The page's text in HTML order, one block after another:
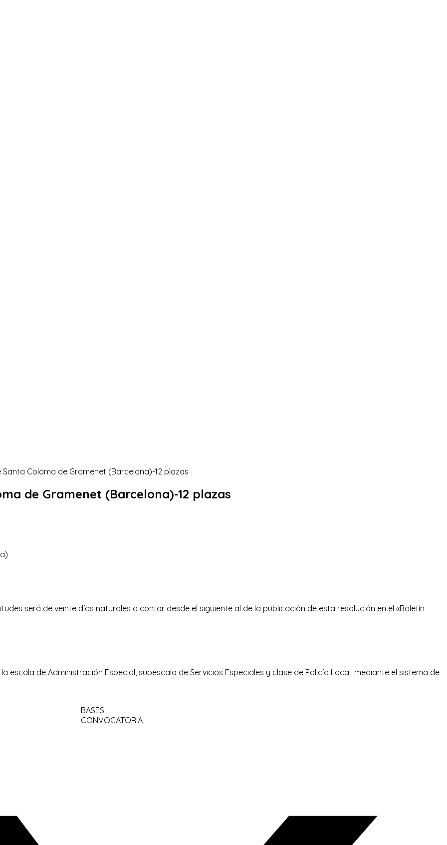
de Gramenet (Barcelona)-12 plazas
será de veinte días naturales a contar desde el siguiente al de la publicación de esta resolución en el «Boletín
escala de Administración Especial, subescala de Servicios Especiales y clase de Policía Local, mediante el sistema de
BASES
CONVOCATORIA